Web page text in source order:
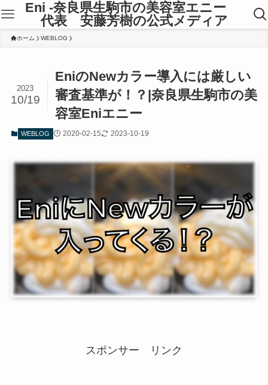
Eni -奈良県生駒市の美容室エニー
代表 安藤芳樹の公式メディア
ホーム WEBLOG
EniのNewカラー導入には厳しい
審査基準が！？|奈良県生駒市の美
容室Eniエニー
2023
10/19
WEBLOG 2020-02-15 2023-10-19
スポンサー リンク